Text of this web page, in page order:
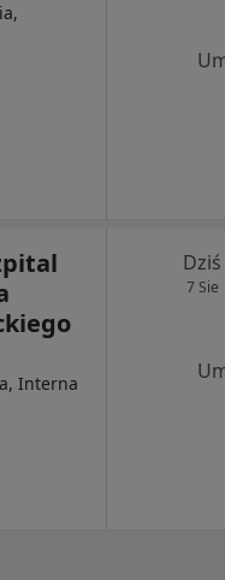
Interna
Dziś
7 Sie